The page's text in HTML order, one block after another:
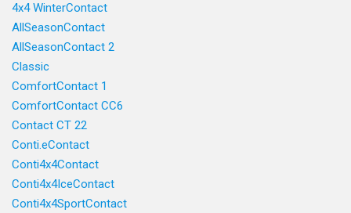
4x4 WinterContact
AllSeasonContact
AllSeasonContact 2
Classic
ComfortContact 1
ComfortContact CC6
Contact CT 22
Conti.eContact
Conti4x4Contact
Conti4x4IceContact
Conti4x4SportContact